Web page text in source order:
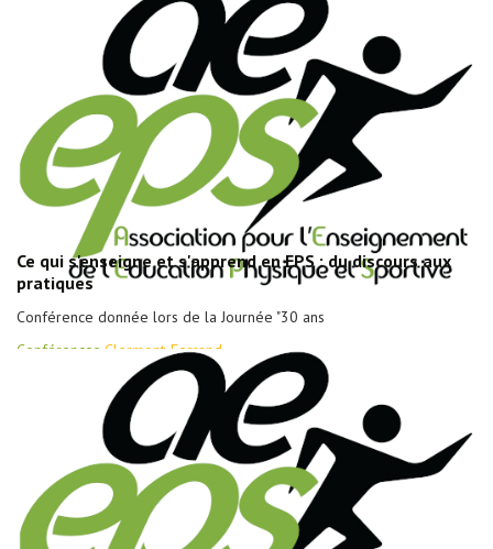
Ce qui s'enseigne et s'apprend en EPS : du discours aux
pratiques
Conférence donnée lors de la Journée "30 ans
Conférences Clermont-Ferrand